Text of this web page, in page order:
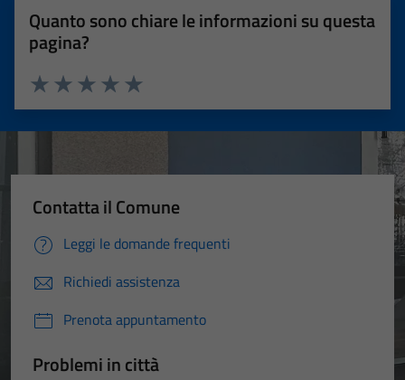
Quanto sono chiare le informazioni su questa
pagina?
Valuta 5 stelle su 5
Valuta 4 stelle su 5
Valuta 3 stelle su 5
Valuta 2 stelle su 5
Valuta 1 stelle su 5
Contatta il Comune
Leggi le domande frequenti
Richiedi assistenza
Prenota appuntamento
Problemi in città